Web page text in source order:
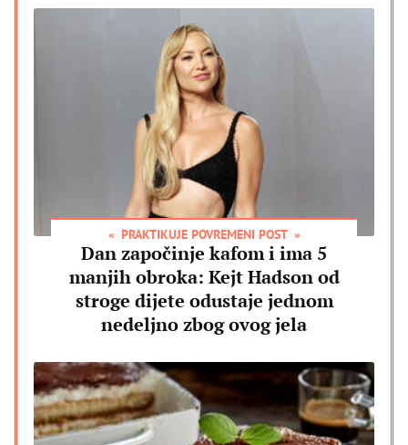
PRAKTIKUJE POVREMENI POST
Dan započinje kafom i ima 5
manjih obroka: Kejt Hadson od
stroge dijete odustaje jednom
nedeljno zbog ovog jela